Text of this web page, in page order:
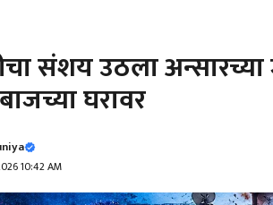
संशय उठला
घरावर
10:42 AM